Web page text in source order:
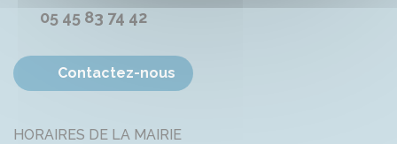
05 45 83 74 42
Contactez-nous
HORAIRES DE LA MAIRIE